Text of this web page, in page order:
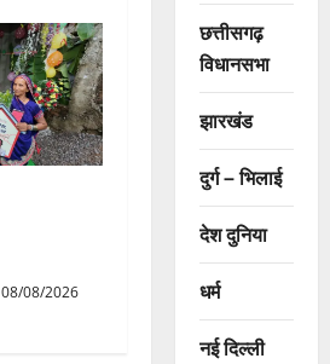
08/08/2026
छत्तीसगढ़
विधानसभा
झारखंड
दुर्ग – भिलाई
देश दुनिया
धर्म
नई दिल्ली